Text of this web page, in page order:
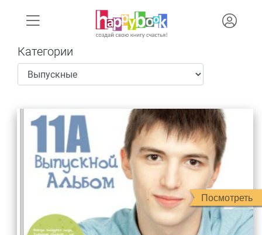
Категории
Посмотреть